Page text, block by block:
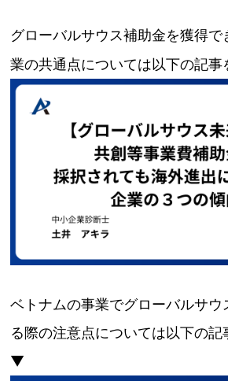
グローバルサウス補助金を獲得
業の共通点については以下の記事
ベトナムの事業でグローバルサウ
る際の注意点については以下の記
▼